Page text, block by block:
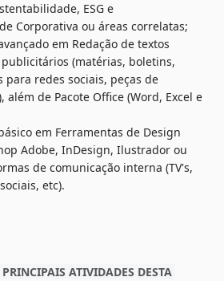
ESG e
Corporativa ou áreas correlatas;
em Redação de textos
(matérias, boletins,
para redes sociais, peças de
além de Pacote Office (Word, Excel e
em Ferramentas de Design
Adobe, InDesign, Ilustrador ou
de comunicação interna (TV's,
etc).
ATIVIDADES DESTA